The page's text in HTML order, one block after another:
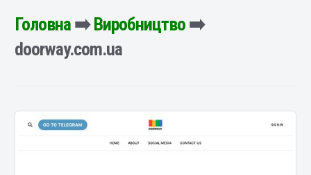
Головна➡️Виробництво➡️
doorway.com.ua